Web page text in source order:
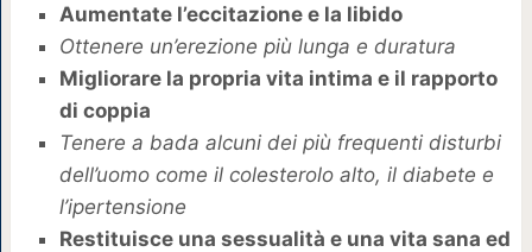
Aumentate l’eccitazione e la libido
Ottenere un’erezione più lunga e duratura
Migliorare la propria vita intima e il rapporto
di coppia
Tenere a bada alcuni dei più frequenti disturbi
dell’uomo come il colesterolo alto, il diabete e
l’ipertensione
Restituisce una sessualità e una vita sana ed